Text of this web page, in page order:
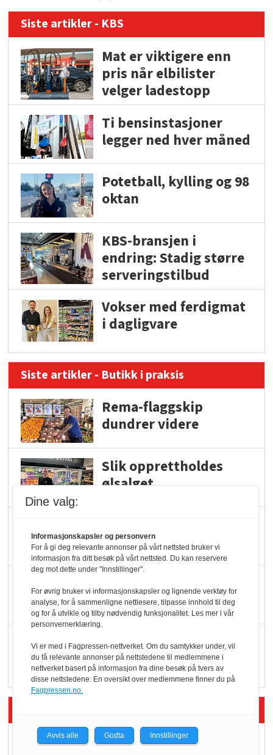
Siste artikler - KBS
Mat er viktigere enn
pris når elbilister
velger ladestopp
Ti bensinstasjoner
legger ned hver måned
Potetball, kylling og 98
oktan
KBS-bransjen i
endring: Stadig større
serveringstilbud
Vokser med ferdigmat
i dagligvare
Siste artikler - Butikk i praksis
Rema-flaggskip
dundrer videre
Slik opprettholdes
ølsalget
hyller
KI lager mat i butikken
Q passerte 1 milliard i
Rema i 2025
Kolonihagens norske
Dine valg:
Informasjonskapsler og personvern
For å gi deg relevante annonser på vårt nettsted bruker vi
informasjon fra ditt besøk på vårt nettsted. Du kan reservere
deg mot dette under "Innstillinger".
For øvrig bruker vi informasjonskapsler og lignende verktøy for
analyse, for å sammenligne nettlesere, tilpasse innhold til deg
og for å utvikle og tilby nødvendig funksjonalitet. Les mer i vår
personvernerklæring.
Vi er med i Fagpressen-nettverket. Om du samtykker under, vil
du få relevante annonser på nettstedene til medlemmene i
nettverket basert på informasjon fra dine besøk på tvers av
disse nettstedene. En oversikt over medlemmene finner du på
Fagpressen.no.
Avvis alle Godta Innstillinger